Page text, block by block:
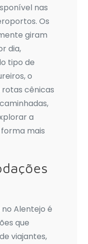
nas
Os
giram
dia,
tipo de
o
cênicas
a
mais
Alentejo é
que
viajantes,